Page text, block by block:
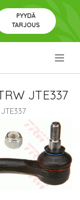
PYYDÄ
TARJOUS
JTE337